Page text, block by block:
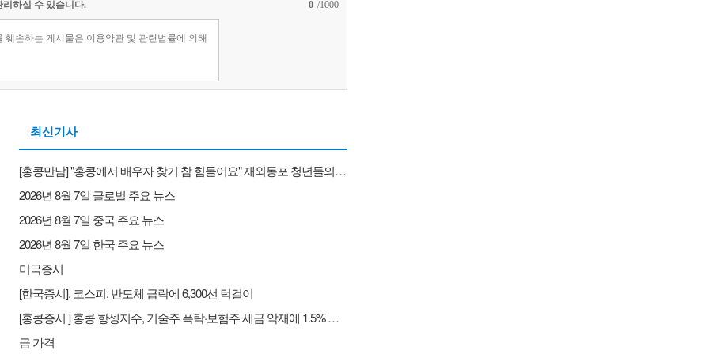
하실 수 있습니다. 0 /1000
최신기사
[홍콩만남] "홍콩에서 배우자 찾기 참 힘들어요" 재외동포 청년들의 배우자 찾기와 새로운 대안
2026년 8월 7일 글로벌 주요 뉴스
2026년 8월 7일 중국 주요 뉴스
2026년 8월 7일 한국 주요 뉴스
미국증시
[한국증시]. 코스피, 반도체 급락에 6,300선 턱걸이
[홍콩증시 ] 홍콩 항셍지수, 기술주 폭락·보험주 세금 악재에 1.5% 하락
금 가격